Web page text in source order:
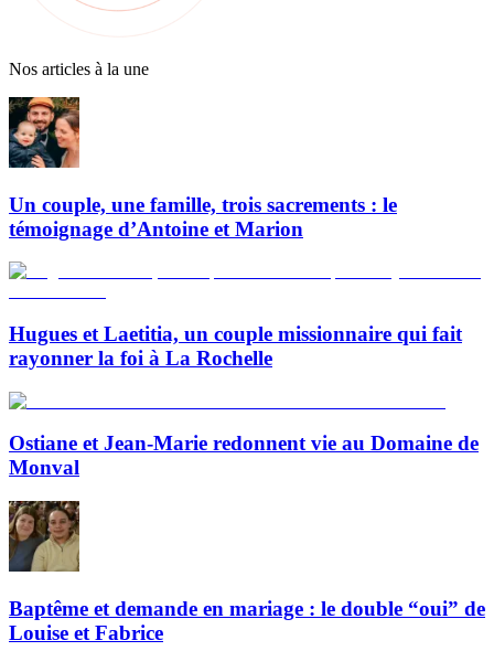
Nos articles à la une
Un couple, une famille, trois sacrements : le
témoignage d’Antoine et Marion
Hugues et Laetitia, un couple missionnaire qui fait
rayonner la foi à La Rochelle
Ostiane et Jean-Marie redonnent vie au Domaine de
Monval
Baptême et demande en mariage : le double “oui” de
Louise et Fabrice